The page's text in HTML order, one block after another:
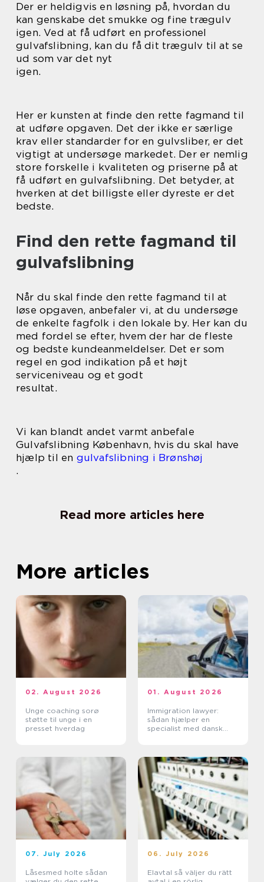
Der er heldigvis en løsning på, hvordan du
kan genskabe det smukke og fine trægulv
igen. Ved at få udført en professionel
gulvafslibning, kan du få dit trægulv til at se
ud som var det nyt
igen.
Her er kunsten at finde den rette fagmand til
at udføre opgaven. Det der ikke er særlige
krav eller standarder for en gulvsliber, er det
vigtigt at undersøge markedet. Der er nemlig
store forskelle i kvaliteten og priserne på at
få udført en gulvafslibning. Det betyder, at
hverken at det billigste eller dyreste er det
bedste.
Find den rette fagmand til
gulvafslibning
Når du skal finde den rette fagmand til at
løse opgaven, anbefaler vi, at du undersøge
de enkelte fagfolk i den lokale by. Her kan du
med fordel se efter, hvem der har de fleste
og bedste kundeanmeldelser. Det er som
regel en god indikation på et højt
serviceniveau og et godt
resultat.
Vi kan blandt andet varmt anbefale
Gulvafslibning København, hvis du skal have
hjælp til en gulvafslibning i Brønshøj
.
Read more articles here
More articles
02. August 2026
Unge coaching sorø
støtte til unge i en
presset hverdag
01. August 2026
Immigration lawyer:
sådan hjælper en
specialist med dansk
07. July 2026
Låsesmed holte sådan
06. July 2026
Elavtal så väljer du rätt